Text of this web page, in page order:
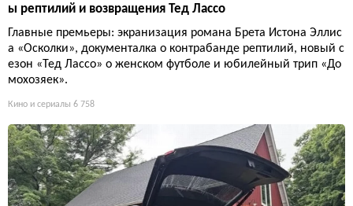
ы рептилий и возвращения Тед Лассо
Главные премьеры: экранизация романа Брета Истона Эллис
а «Осколки», документалка о контрабанде рептилий, новый с
езон «Тед Лассо» о женском футболе и юбилейный трип «До
мохозяек».
Кино и сериалы 6 758